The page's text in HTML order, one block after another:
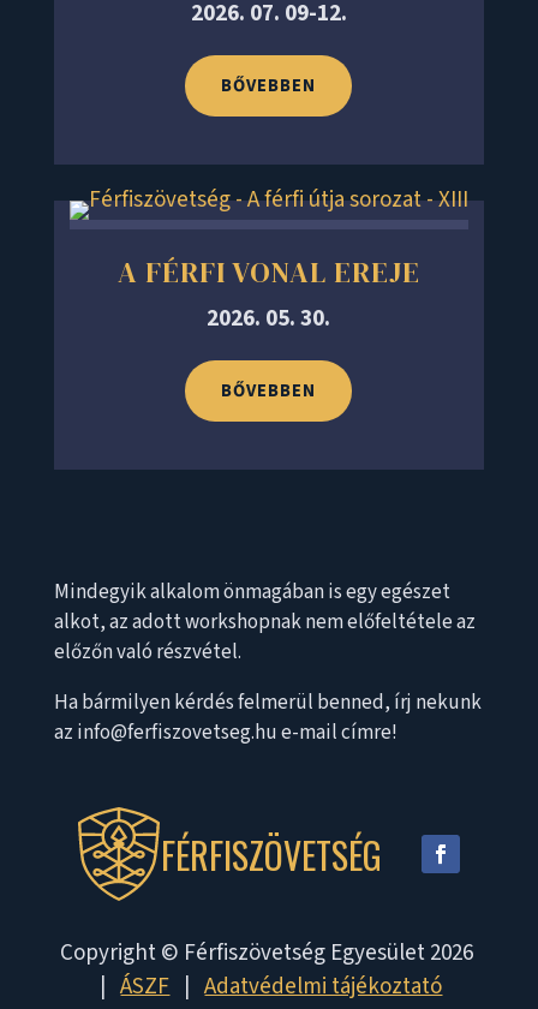
2026. 07. 09-12.
BŐVEBBEN
A FÉRFI VONAL EREJE
2026. 05. 30.
BŐVEBBEN
Mindegyik alkalom önmagában is egy egészet
alkot, az adott workshopnak nem előfeltétele az
előzőn való részvétel.
Ha bármilyen kérdés felmerül benned, írj nekunk
az info@ferfiszovetseg.hu e-mail címre!
FÉRFISZÖVETSÉG
Copyright © Férfiszövetség Egyesület 2026
|ÁSZF|Adatvédelmi tájékoztató